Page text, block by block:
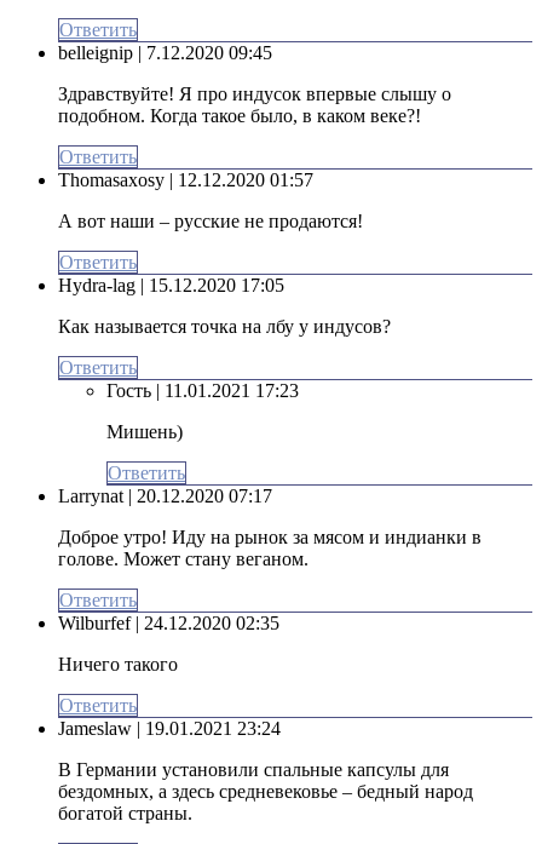
Ответить
belleignip | 7.12.2020 09:45
Здравствуйте! Я про индусок впервые слышу о
подобном. Когда такое было, в каком веке?!
Ответить
Thomasaxosy | 12.12.2020 01:57
А вот наши – русские не продаются!
Ответить
Hydra-lag | 15.12.2020 17:05
Как называется точка на лбу у индусов?
Ответить
Гость | 11.01.2021 17:23
Мишень)
Ответить
Larrynat | 20.12.2020 07:17
Доброе утро! Иду на рынок за мясом и индианки в
голове. Может стану веганом.
Ответить
Wilburfef | 24.12.2020 02:35
Ничего такого
Ответить
Jameslaw | 19.01.2021 23:24
В Германии установили спальные капсулы для
бездомных, а здесь средневековье – бедный народ
богатой страны.